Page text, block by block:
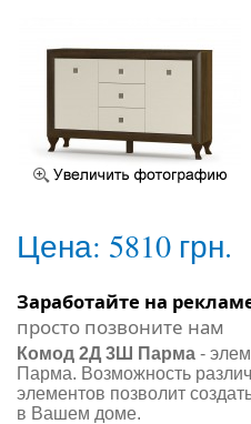
Цена: 5810 грн.
Заработайте на
просто позвоните нам
Комод 2Д 3Ш Парма -
Парма. Возможность
элементов позволит
в Вашем доме.